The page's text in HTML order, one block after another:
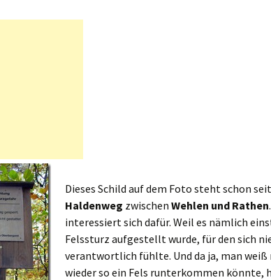
Dieses Schild auf dem Foto steht schon
Haldenweg zwischen Wehlen und Rathen
interessiert sich dafür. Weil es nämlich
Felssturz aufgestellt wurde, für den sich
verantwortlich fühlte. Und da ja, man weiß
wieder so ein Fels runterkommen könnte,